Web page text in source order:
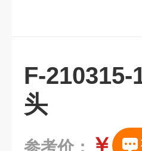
F-
头
参考价： ￥